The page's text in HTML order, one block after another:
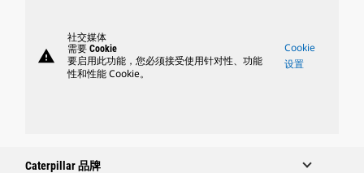
warning
社交媒体
需要 Cookie
要启用此功能，您必须接受使用针对性、功能
性和性能 Cookie。
Cookie
设置
Caterpillar 品牌